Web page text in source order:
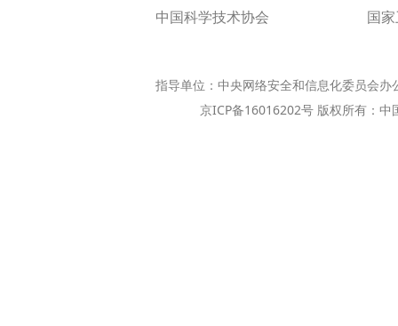
中国科学技术协会 国
指导单位：中央网络安全和信息化委员会
京ICP备16016202号 版权所有：